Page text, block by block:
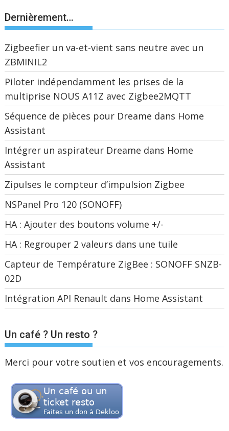
Dernièrement…
Zigbeefier un va-et-vient sans neutre avec un
ZBMINIL2
Piloter indépendamment les prises de la
multiprise NOUS A11Z avec Zigbee2MQTT
Séquence de pièces pour Dreame dans Home
Assistant
Intégrer un aspirateur Dreame dans Home
Assistant
Zipulses le compteur d’impulsion Zigbee
NSPanel Pro 120 (SONOFF)
HA : Ajouter des boutons volume +/-
HA : Regrouper 2 valeurs dans une tuile
Capteur de Température ZigBee : SONOFF SNZB-
02D
Intégration API Renault dans Home Assistant
Un café ? Un resto ?
Merci pour votre soutien et vos encouragements.